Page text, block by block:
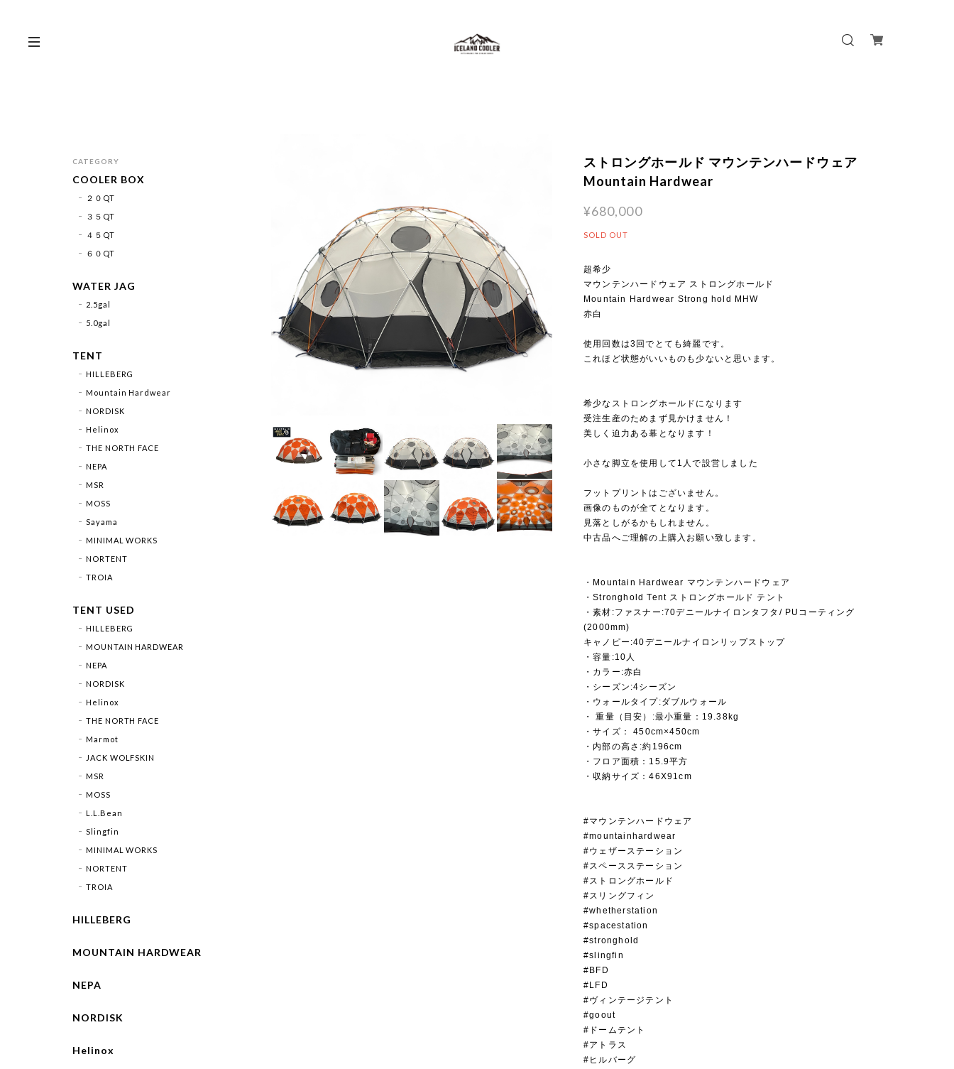
ストロングホールド マウンテンハードウェア
Mountain Hardwear
¥680,000
SOLD OUT
超希少
マウンテンハードウェア ストロングホールド
Mountain Hardwear Strong hold MHW
赤白
使用回数は3回でとても綺麗です。
これほど状態がいいものも少ないと思います。
希少なストロングホールドになります
受注生産のためまず見かけません！
美しく迫力ある幕となります！
小さな脚立を使用して1人で設営しました
フットプリントはございません。
画像のものが全てとなります。
見落としがるかもしれません。
中古品へご理解の上購入お願い致します。
・Mountain Hardwear マウンテンハードウェア
・Stronghold Tent ストロングホールド テント
・素材:ファスナー:70デニールナイロンタフタ/ PUコーティング
(2000mm)
キャノピー:40デニールナイロンリップストップ
・容量:10人
・カラー:赤白
・シーズン:4シーズン
・ウォールタイプ:ダブルウォール
・ 重量（目安）:最小重量：19.38kg
・サイズ： 450cm×450cm
・内部の高さ:約196cm
・フロア面積：15.9平方
・収納サイズ：46X91cm
#マウンテンハードウェア
#mountainhardwear
#ウェザーステーション
#スペースステーション
#ストロングホールド
#スリングフィン
#whetherstation
#spacestation
#stronghold
#slingfin
#BFD
#LFD
#ヴィンテージテント
#goout
#ドームテント
#アトラス
#ヒルバーグ
CATEGORY
COOLER BOX
２０QT
３５QT
４５QT
６０QT
WATER JAG
2.5gal
5.0gal
TENT
HILLEBERG
Mountain Hardwear
NORDISK
Helinox
THE NORTH FACE
NEPA
MSR
MOSS
Sayama
MINIMAL WORKS
NORTENT
TROIA
TENT USED
HILLEBERG
MOUNTAIN HARDWEAR
NEPA
NORDISK
Helinox
THE NORTH FACE
Marmot
JACK WOLFSKIN
MSR
MOSS
L.L.Bean
Slingfin
MINIMAL WORKS
NORTENT
TROIA
HILLEBERG
MOUNTAIN HARDWEAR
NEPA
NORDISK
Helinox